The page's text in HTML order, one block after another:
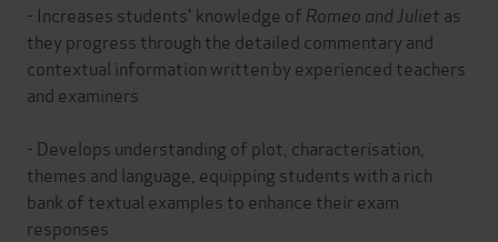
- Increases students' knowledge of Romeo and Juliet as
they progress through the detailed commentary and
contextual information written by experienced teachers
and examiners
- Develops understanding of plot, characterisation,
themes and language, equipping students with a rich
bank of textual examples to enhance their exam
responses